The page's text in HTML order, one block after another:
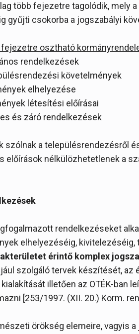
több fejezetre tagolódik, mely
gyűjti csokorba a jogszabályi
fejezetre osztható
rendelkezések
követelmények
elhelyezése
létesítési előírásai
és záró rendelkezések
szólnak a településrendezésről
előírások nélkülözhetetlenek a
rendelkezéseket
elhelyezéséig, kivitelezéséig,
érintő komplex
szolgáló tervek készítését,
illetően az OTÉK-ban
[253/1997. (XII. 20.) Korm.
örökség elemeire, vagyis